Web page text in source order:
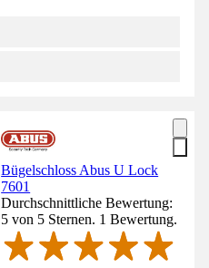
Bügelschloss Abus U Lock
7601
Durchschnittliche Bewertung:
5 von 5 Sternen. 1 Bewertung.